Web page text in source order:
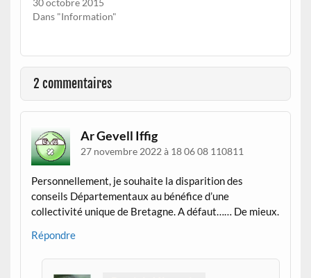
30 octobre 2015
Dans "Information"
2 commentaires
Ar Gevell Iffig
27 novembre 2022 à 18 06 08 110811
Personnellement, je souhaite la disparition des
conseils Départementaux au bénéfice d’une
collectivité unique de Bretagne. A défaut…… De mieux.
Répondre